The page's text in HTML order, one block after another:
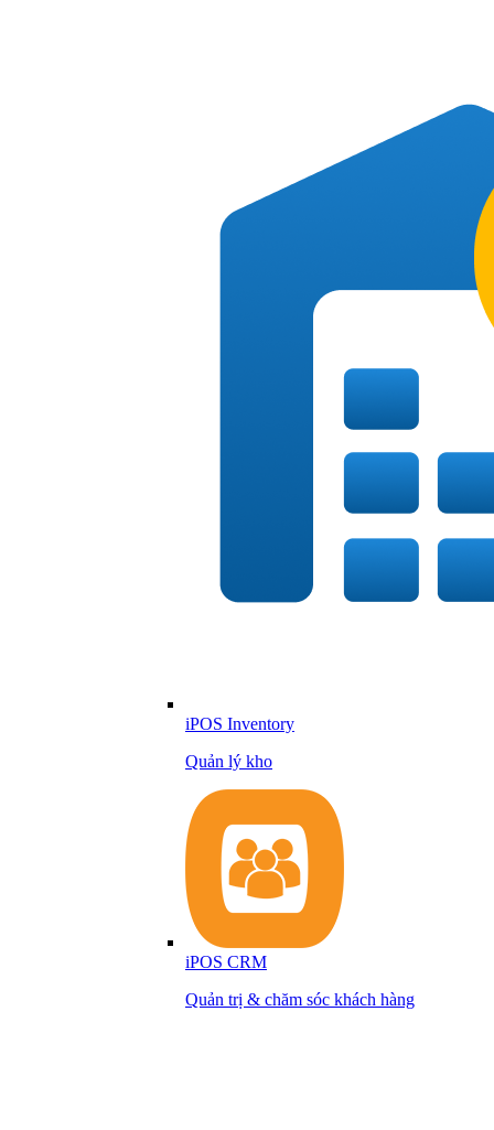
iPOS Inventory
Quản lý kho
iPOS CRM
Quản trị & chăm sóc khách hàng